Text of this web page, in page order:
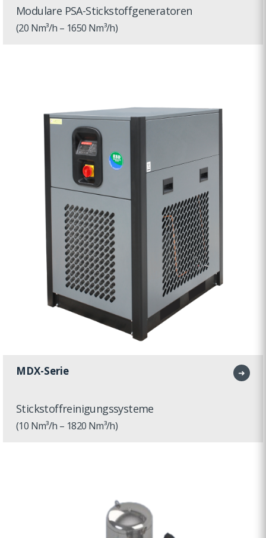
Modulare PSA-Stickstoffgeneratoren
(20 Nm³/h – 1650 Nm³/h)
MDX-Serie ➜
Stickstoffreinigungssysteme
(10 Nm³/h – 1820 Nm³/h)